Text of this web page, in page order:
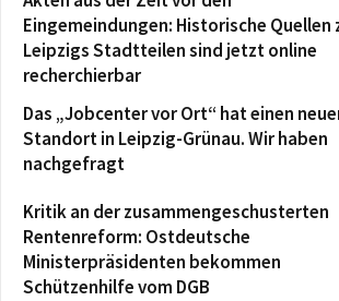
Eingemeindungen: Historische Quellen
Leipzigs Stadtteilen sind jetzt online
recherchierbar
Das „Jobcenter vor Ort“ hat einen
Standort in Leipzig-Grünau. Wir haben
nachgefragt
Kritik an der zusammengeschusterten
Rentenreform: Ostdeutsche
Ministerpräsidenten bekommen
Schützenhilfe vom DGB